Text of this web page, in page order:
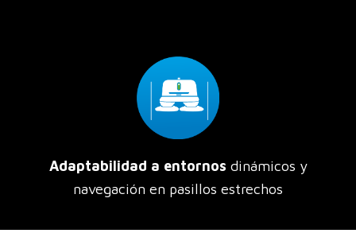
Adaptabilidad a entornos dinámicos y
navegación en pasillos estrechos